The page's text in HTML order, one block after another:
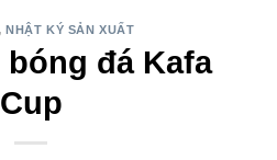
NHẬT KÝ SẢN XUẤT
đá Kafa
Cup